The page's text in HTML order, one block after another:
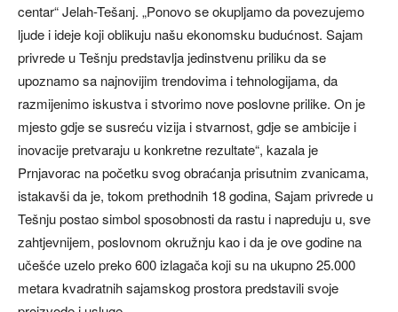
centar“ Jelah-Tešanj. „Ponovo se okupljamo da povezujemo
ljude i ideje koji oblikuju našu ekonomsku budućnost. Sajam
privrede u Tešnju predstavlja jedinstvenu priliku da se
upoznamo sa najnovijim trendovima i tehnologijama, da
razmijenimo iskustva i stvorimo nove poslovne prilike. On je
mjesto gdje se susreću vizija i stvarnost, gdje se ambicije i
inovacije pretvaraju u konkretne rezultate“, kazala je
Prnjavorac na početku svog obraćanja prisutnim zvanicama,
istakavši da je, tokom prethodnih 18 godina, Sajam privrede u
Tešnju postao simbol sposobnosti da rastu i napreduju u, sve
zahtjevnijem, poslovnom okružnju kao i da je ove godine na
učešće uzelo preko 600 izlagača koji su na ukupno 25.000
metara kvadratnih sajamskog prostora predstavili svoje